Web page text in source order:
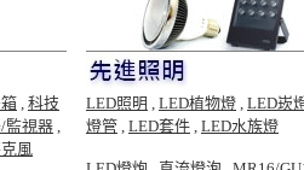
, 科技
監視器,
風
LED照明 , LED植物燈 , LED崁
燈管 , LED套件 , LED水族燈